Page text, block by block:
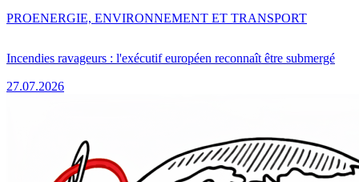
Incendies ravageurs : l'exécutif européen reconnaît être submergé
27.07.2026
PROENERGIE, ENVIRONNEMENT ET TRANSPORT